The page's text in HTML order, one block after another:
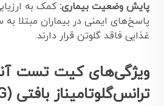
پایش وضعیت بیماری:کمک به
پاسخ‌های ایمنی در بیماران مبتلا
غذایی فاقد گلوتن قرار دارند.
ویژگی‌های کیت تست
ترانس‌گلوتامیناز بافتی IgG (tTg IgG)